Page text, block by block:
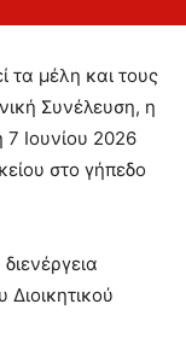
τα μέλη και τους
Συνέλευση, η
7 Ιουνίου 2026
στο γήπεδο